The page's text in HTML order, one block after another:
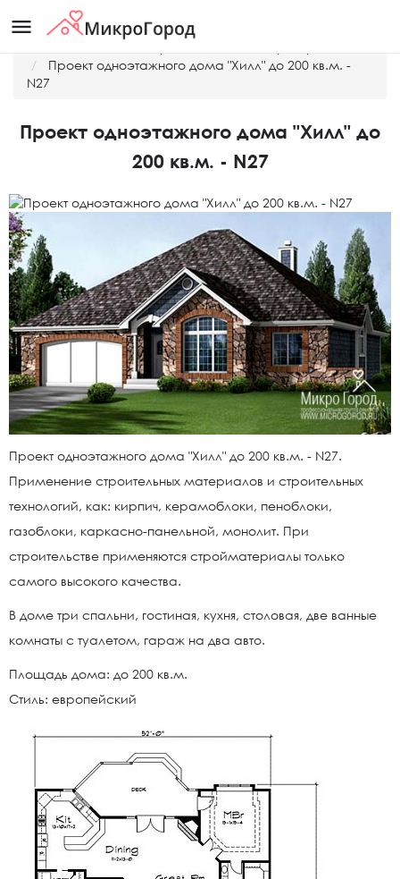
menu
Проект одноэтажного дома "Хилл" до 200 кв.м. -
N27
Проект одноэтажного дома "Хилл" до
200 кв.м. - N27
Проект одноэтажного дома "Хилл" до 200 кв.м. - N27.
Применение строительных материалов и строительных
технологий, как: кирпич, керамоблоки, пеноблоки,
газоблоки, каркасно-панельной, монолит. При
строительстве применяются стройматериалы только
самого высокого качества.
В доме три спальни, гостиная, кухня, столовая, две ванные
комнаты с туалетом, гараж на два авто.
Площадь дома: до 200 кв.м.
Стиль: европейский